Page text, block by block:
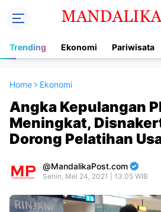
Trending Ekonomi Pariwisata
Home Ekonomi
Angka Kepulangan
Meningkat,
Dorong Pelatihan
MandalikaPost.com
Senin, Mei 24, 2021 | 13.05 WIB